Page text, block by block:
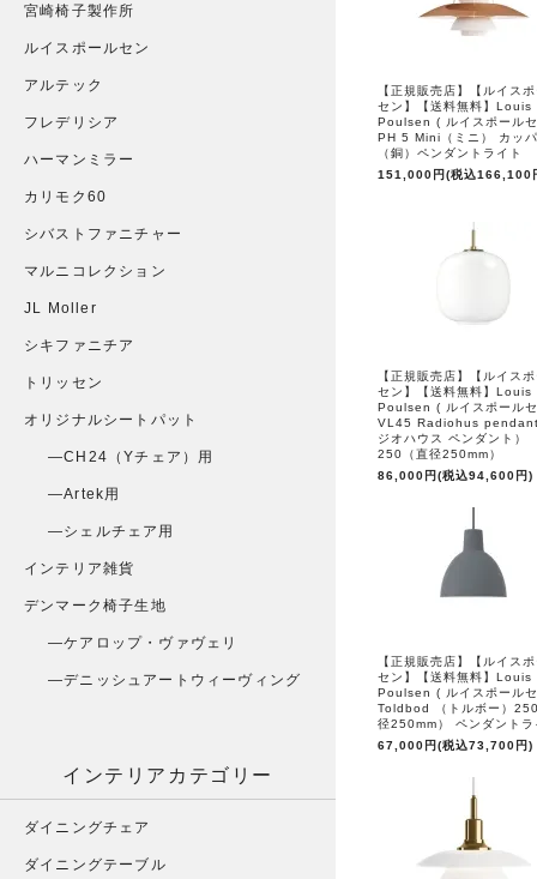
【正規販売店】【ルイス
セン】【送料無料】Louis
Poulsen ( ルイスポール
PH 5 Mini（ミニ） カッ
（銅）ペンダントライト
151,000円(税込166,100
【正規販売店】【ルイス
セン】【送料無料】Louis
Poulsen ( ルイスポール
VL45 Radiohus
ジオハウス ペンダント）
250（直径250mm）
86,000円(税込94,600円)
【正規販売店】【ルイス
セン】【送料無料】Louis
Poulsen ( ルイスポール
Toldbod （トルボー）
径250mm） ペンダントラ
67,000円(税込73,700円)
宮崎椅子製作所
ルイスポールセン
アルテック
フレデリシア
ハーマンミラー
カリモク60
シバストファニチャー
マルニコレクション
JL Moller
シキファニチア
トリッセン
オリジナルシートパット
CH24（Yチェア）用
Artek用
シェルチェア用
インテリア雑貨
デンマーク椅子生地
ケアロップ・ヴァヴェリ
デニッシュアートウィーヴィング
インテリアカテゴリー
ダイニングチェア
ダイニングテーブル